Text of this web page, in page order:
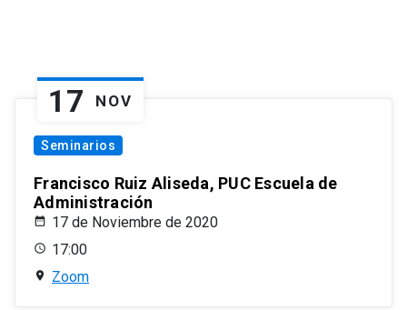
17 NOV
Seminarios
Francisco Ruiz Aliseda, PUC Escuela de
Administración
17 de Noviembre de 2020
17:00
Zoom